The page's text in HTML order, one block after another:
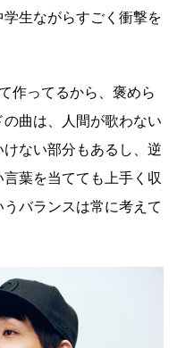
生ながらすごく衝撃を
作ってるから、褒めら
曲は、人間が歌わない
ない部分もあるし、逆
葉を当てても上手く収
バランスは常に考えて